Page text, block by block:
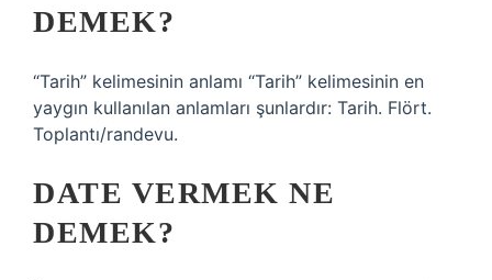
DEMEK?
“Tarih” kelimesinin anlamı “Tarih” kelimesinin en
yaygın kullanılan anlamları şunlardır: Tarih. Flört.
Toplantı/randevu.
DATE VERMEK NE
DEMEK?